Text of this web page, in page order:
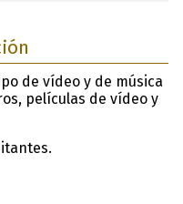
de vídeo y de música
películas de vídeo y